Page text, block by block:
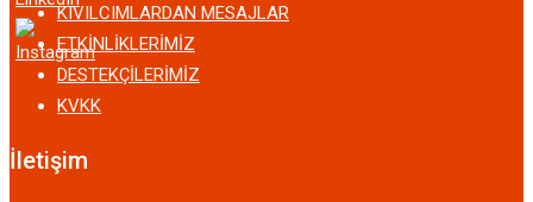
KIVILCIMLARDAN MESAJLAR
ETKİNLİKLERİMİZ
DESTEKÇİLERİMİZ
KVKK
İletişim